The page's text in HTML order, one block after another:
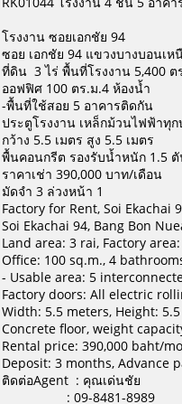
โรงงาน ซอยเอกชัย 94
ซอย เอกชัย 94 แขวงบางบอนเ
ที่ดิน 3 ไร่ พื้นที่โรงงาน 5,400 ต
ออฟฟิศ 100 ตร.ม.4 ห้องน้ำ
-พื้นที่ใช้สอย 5 อาคารติดกัน
ประตูโรงงาน เหล็กม้วนไฟฟ้าทุ
กว้าง 5.5 เมตร สูง 5.5 เมตร
พื้นคอนกรีต รองรับน้ำหนัก 1.5
ราคาเช่า 390,000 บาท/เดือน
มัดจำ 3 ล่วงหน้า 1
Factory for Rent, Soi Ekachai
Soi Ekachai 94, Bang Bon
Land area: 3 rai, Factory
Office: 100 sq.m., 4
- Usable area: 5
Factory doors: All electric
Width: 5.5 meters, Height:
Concrete floor, weight
Rental price: 390,000 baht/
Deposit: 3 months, Advance
ติดต่อAgent : คุณเด่นชัย
: 09-8481-8989